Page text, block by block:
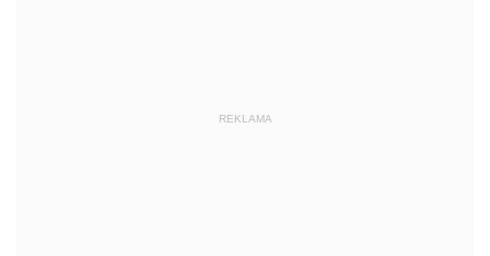
REKLAMA